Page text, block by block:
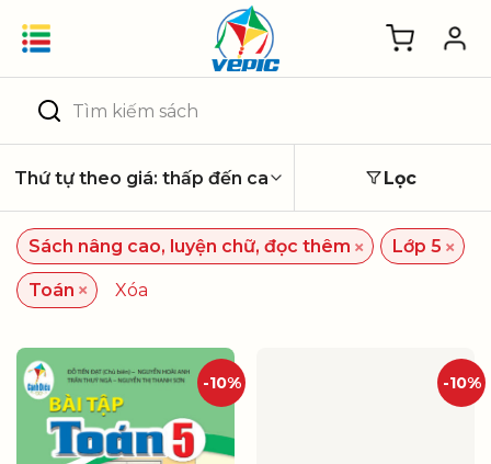
Tìm
kiếm:
Lọc
Sách nâng cao, luyện chữ, đọc thêm × Lớp 5 ×
Toán × Xóa
-10% -10%